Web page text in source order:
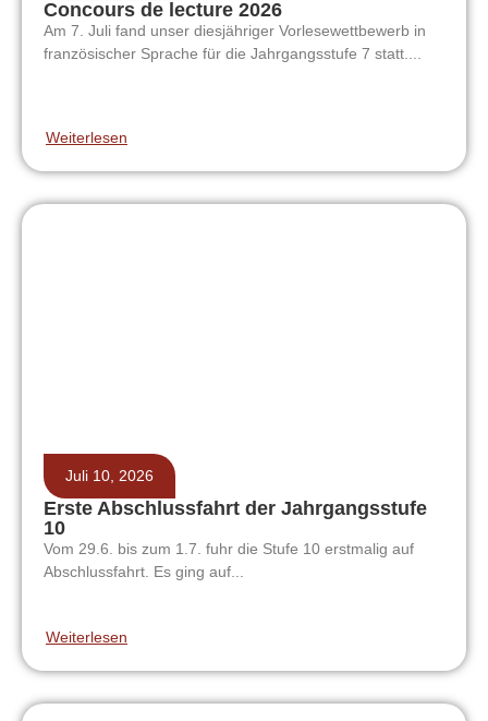
Concours de lecture 2026
Am 7. Juli fand unser diesjähriger Vorlesewettbewerb in
französischer Sprache für die Jahrgangsstufe 7 statt....
Weiterlesen
Juli 10, 2026
Erste Abschlussfahrt der Jahrgangsstufe
10
Vom 29.6. bis zum 1.7. fuhr die Stufe 10 erstmalig auf
Abschlussfahrt. Es ging auf...
Weiterlesen